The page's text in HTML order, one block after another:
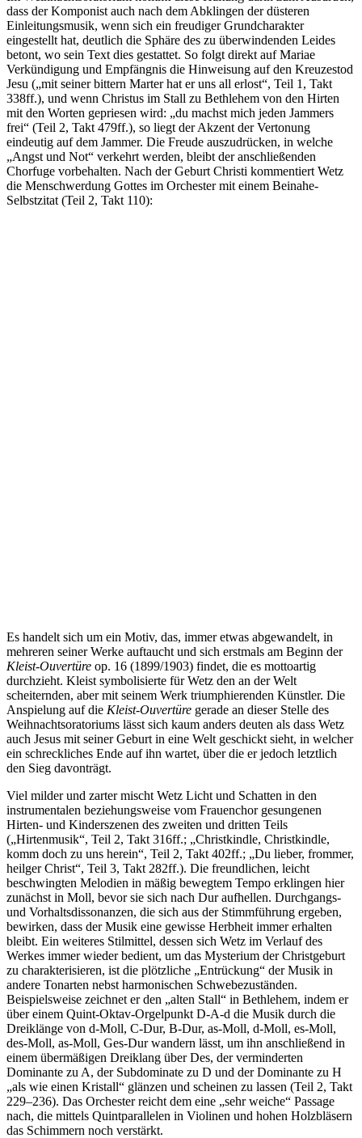
dass der Komponist auch nach dem Abklingen der düsteren
Einleitungsmusik, wenn sich ein freudiger Grundcharakter
eingestellt hat, deutlich die Sphäre des zu überwindenden Leides
betont, wo sein Text dies gestattet. So folgt direkt auf Mariae
Verkündigung und Empfängnis die Hinweisung auf den Kreuzestod
Jesu („mit seiner bittern Marter hat er uns all erlost“, Teil 1, Takt
338ff.), und wenn Christus im Stall zu Bethlehem von den Hirten
mit den Worten gepriesen wird: „du machst mich jeden Jammers
frei“ (Teil 2, Takt 479ff.), so liegt der Akzent der Vertonung
eindeutig auf dem Jammer. Die Freude auszudrücken, in welche
„Angst und Not“ verkehrt werden, bleibt der anschließenden
Chorfuge vorbehalten. Nach der Geburt Christi kommentiert Wetz
die Menschwerdung Gottes im Orchester mit einem Beinahe-
Selbstzitat (Teil 2, Takt 110):
Es handelt sich um ein Motiv, das, immer etwas abgewandelt, in
mehreren seiner Werke auftaucht und sich erstmals am Beginn der
Kleist-Ouvertüre op. 16 (1899/1903) findet, die es mottoartig
durchzieht. Kleist symbolisierte für Wetz den an der Welt
scheiternden, aber mit seinem Werk triumphierenden Künstler. Die
Anspielung auf die Kleist-Ouvertüre gerade an dieser Stelle des
Weihnachtsoratoriums lässt sich kaum anders deuten als dass Wetz
auch Jesus mit seiner Geburt in eine Welt geschickt sieht, in welcher
ein schreckliches Ende auf ihn wartet, über die er jedoch letztlich
den Sieg davonträgt.
Viel milder und zarter mischt Wetz Licht und Schatten in den
instrumentalen beziehungsweise vom Frauenchor gesungenen
Hirten- und Kinderszenen des zweiten und dritten Teils
(„Hirtenmusik“, Teil 2, Takt 316ff.; „Christkindle, Christkindle,
komm doch zu uns herein“, Teil 2, Takt 402ff.; „Du lieber, frommer,
heilger Christ“, Teil 3, Takt 282ff.). Die freundlichen, leicht
beschwingten Melodien in mäßig bewegtem Tempo erklingen hier
zunächst in Moll, bevor sie sich nach Dur aufhellen. Durchgangs-
und Vorhaltsdissonanzen, die sich aus der Stimmführung ergeben,
bewirken, dass der Musik eine gewisse Herbheit immer erhalten
bleibt. Ein weiteres Stilmittel, dessen sich Wetz im Verlauf des
Werkes immer wieder bedient, um das Mysterium der Christgeburt
zu charakterisieren, ist die plötzliche „Entrückung“ der Musik in
andere Tonarten nebst harmonischen Schwebezuständen.
Beispielsweise zeichnet er den „alten Stall“ in Bethlehem, indem er
über einem Quint-Oktav-Orgelpunkt D-A-d die Musik durch die
Dreiklänge von d-Moll, C-Dur, B-Dur, as-Moll, d-Moll, es-Moll,
des-Moll, as-Moll, Ges-Dur wandern lässt, um ihn anschließend in
einem übermäßigen Dreiklang über Des, der verminderten
Dominante zu A, der Subdominate zu D und der Dominante zu H
„als wie einen Kristall“ glänzen und scheinen zu lassen (Teil 2, Takt
229–236). Das Orchester reicht dem eine „sehr weiche“ Passage
nach, die mittels Quintparallelen in Violinen und hohen Holzbläsern
das Schimmern noch verstärkt.